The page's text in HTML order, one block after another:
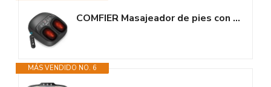
COMFIER Masajeador de pies con calor, FSA HSA, masajeador de pies Shiatsu...
MÁS VENDIDO NO. 6